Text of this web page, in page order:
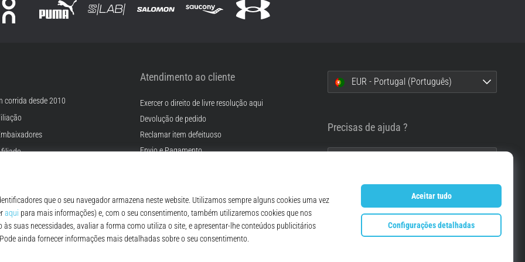
corrida desde 2010
Atendimento ao cliente
Exercer o direito de livre resolução aqui
Devolução de pedido
Reclamar item defeituoso
Envio e Pagamento
FAQ - Perguntas Frequentes
Regulamento de Proteção de Dados Pessoais
EUR - Portugal (Português)
Precisas de ajuda ?